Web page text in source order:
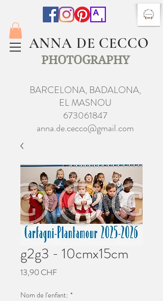
ANNA DE CECCO
PHOTOGRAPHY
BARCELONA, BADALONA,
EL MASNOU
673061847
anna.de.cecco@gmail.com
g2g3 - 10cmx15cm
13,90 CHFPrix
Nom de l'enfant: *